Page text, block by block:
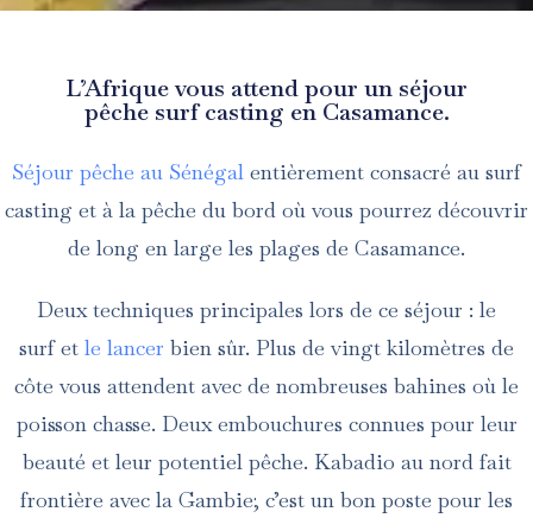
L’Afrique vous attend pour un séjour
pêche surf casting en Casamance.
Séjour pêche au Sénégal entièrement consacré au surf
casting et à la pêche du bord où vous pourrez découvrir
de long en large les plages de Casamance.
Deux techniques principales lors de ce séjour : le
surf et le lancer bien sûr. Plus de vingt kilomètres de
côte vous attendent avec de nombreuses bahines où le
poisson chasse. Deux embouchures connues pour leur
beauté et leur potentiel pêche. Kabadio au nord fait
frontière avec la Gambie; c’est un bon poste pour les